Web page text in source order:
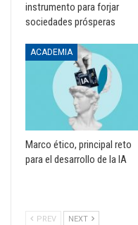
instrumento para forjar
sociedades prósperas
ACADEMIA
Marco ético, principal reto
para el desarrollo de la IA
PREV NEXT